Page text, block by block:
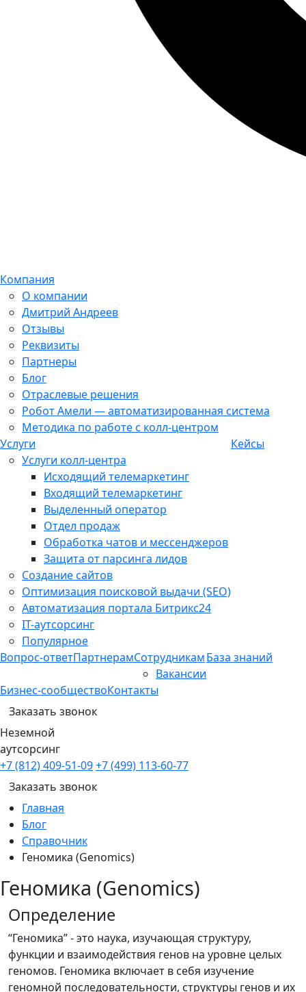
Компания
О компании
Дмитрий Андреев
Отзывы
Реквизиты
Партнеры
Блог
Отраслевые решения
Робот Амели — автоматизированная система
Методика по работе с колл-центром
Услуги
Услуги колл-центра
Исходящий телемаркетинг
Входящий телемаркетинг
Выделенный оператор
Отдел продаж
Обработка чатов и мессенджеров
Защита от парсинга лидов
Создание сайтов
Оптимизация поисковой выдачи (SEO)
Автоматизация портала Битрикс24
IT-аутсорсинг
Популярное
Кейсы
Вопрос-ответПартнерамСотрудникам
Вакансии
База знаний
Бизнес-сообществоКонтакты
Заказать звонок
Неземной
аутсорсинг
+7 (812) 409-51-09+7 (499) 113-60-77
Заказать звонок
Главная
Блог
Справочник
Геномика (Genomics)
Геномика (Genomics)
Определение
“Геномика” - это наука, изучающая структуру,
функции и взаимодействия генов на уровне целых
геномов. Геномика включает в себя изучение
геномной последовательности, структуры генов и их